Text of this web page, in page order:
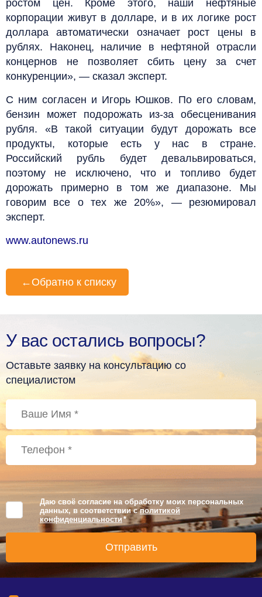
ростом цен. Кроме этого, наши нефтяные
корпорации живут в долларе, и в их логике рост
доллара автоматически означает рост цены в
рублях. Наконец, наличие в нефтяной отрасли
концернов не позволяет сбить цену за счет
конкуренции», — сказал эксперт.
С ним согласен и Игорь Юшков. По его словам,
бензин может подорожать из-за обесценивания
рубля. «В такой ситуации будут дорожать все
продукты, которые есть у нас в стране.
Российский рубль будет девальвироваться,
поэтому не исключено, что и топливо будет
дорожать примерно в том же диапазоне. Мы
говорим все о тех же 20%», — резюмировал
эксперт.
www.autonews.ru
← Обратно к списку
У вас остались вопросы?
Оставьте заявку на консультацию со
специалистом
Даю своё согласие на обработку моих персональных
данных, в соответствии сполитикой
конфиденциальности *